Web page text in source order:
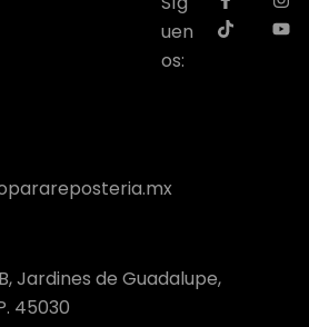
uen
os:
Jardines de Guadalupe,
45030